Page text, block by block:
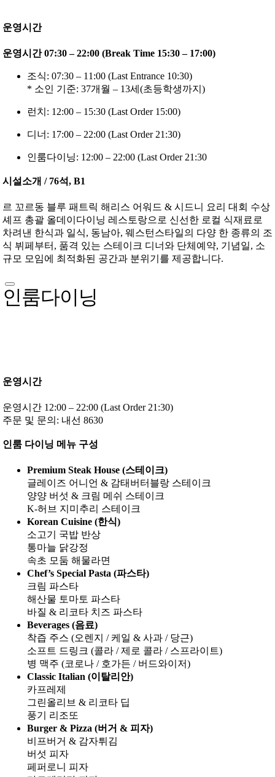
운영시간
운영시간 07:30 – 22:00 (Break Time 15:30 – 17:00)
조식: 07:30 – 11:00 (Last Entrance 10:30)
* 소인 기준: 37개월 – 13세(초등학생까지)
런치: 12:00 – 15:30 (Last Order 15:00)
디너: 17:00 – 22:00 (Last Order 21:30)
인룸다이닝: 12:00 – 22:00 (Last Order 21:30
시설소개 / 76석, B1
르 꼬르동 블루 패트릭 해리스 어워드 & 시드니 요리 대회 수상
셰프 총괄 올데이다이닝 레스토랑으로 신선한 로컬 식재료로
차려낸 한식과 일식, 동남아, 웨스턴스타일의 다양 한 종류의 조
식 뷔페부터, 품격 있는 스테이크 디너와 단체예약, 기념일, 소
규모 모임에 최적화된 공간과 분위기를 제공합니다.
인룸다이닝
운영시간
운영시간 12:00 – 22:00 (Last Order 21:30)
주문 및 문의: 내선 8630
인룸 다이닝 메뉴 구성
Premium Steak House (스테이크)
글레이즈 어니언 & 감태버터블랑 스테이크
양양 버섯 & 크림 메쉬 스테이크
K-허브 지미추리 스테이크
Korean Cuisine (한식)
소고기 국밥 반상
통마늘 닭강정
속초 모둠 해물라면
Chef’s Special Pasta (파스타)
크림 파스타
해산물 토마토 파스타
바질 & 리코타 치즈 파스타
Beverages (음료)
착즙 주스 (오렌지 / 케일 & 사과 / 당근)
소프트 드링크 (콜라 / 제로 콜라 / 스프라이트)
병 맥주 (코로나 / 호가든 / 버드와이저)
Classic Italian (이탈리안)
카프레제
그린올리브 & 리코타 딥
풍기 리조또
Burger & Pizza (버거 & 피자)
비프버거 & 감자튀김
버섯 피자
페퍼로니 피자